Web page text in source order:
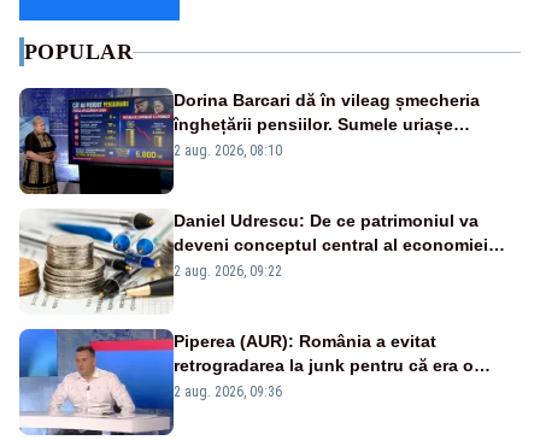
POPULAR
Dorina Barcari dă în vileag șmecheria
înghețării pensiilor. Sumele uriașe
pierdute de fiecare român
2 aug. 2026, 08:10
Daniel Udrescu: De ce patrimoniul va
deveni conceptul central al economiei
viitoare?
2 aug. 2026, 09:22
Piperea (AUR): România a evitat
retrogradarea la junk pentru că era o
catastrofă pentru bănci și fondurile de
2 aug. 2026, 09:36